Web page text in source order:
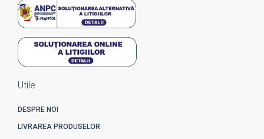
Utile
DESPRE NOI
LIVRAREA PRODUSELOR